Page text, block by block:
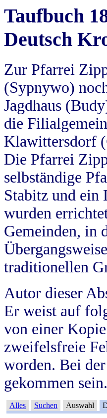
Taufbuch
Deutsch
Zur Pfarrei
(Sypnywo)
Jagdhaus
die
Klawittersdorf
Die Pfarrei
selbständige
Stabitz und
wurden
Gemeinden, in
traditionellen
Autor dieser
Er weist auf
von einer
zweifelsfreie
worden. Bei
gekommen
Alles Suchen Auswahl